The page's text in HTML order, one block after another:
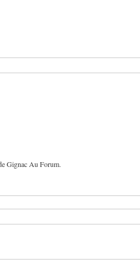
Gignac Au Forum.